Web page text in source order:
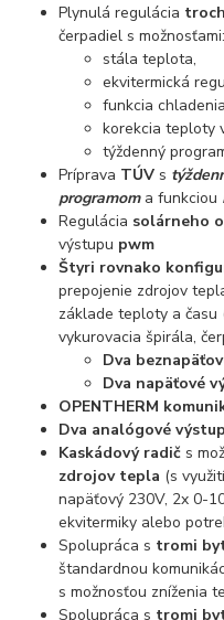
Plynulá regulácia troch
čerpadiel s možnosťami:
stála teplota,
ekvitermická
funkcia chladenia
korekcia teploty
týždenný
Príprava TÚV s
programom a funkciou
Regulácia solárneho
výstupu pwm
Štyri rovnako
prepojenie zdrojov
základe teploty a
vykurovacia špirála,
Dva
Dva napäťové
OPENTHERM
Dva analógové
Kaskádový radič s
zdrojov tepla (s
napäťový 230V, 2x 0-
ekvitermiky alebo
Spolupráca s tromi
štandardnou
s možnosťou zníženia
Spolupráca s tromi